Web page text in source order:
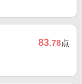
83.78点